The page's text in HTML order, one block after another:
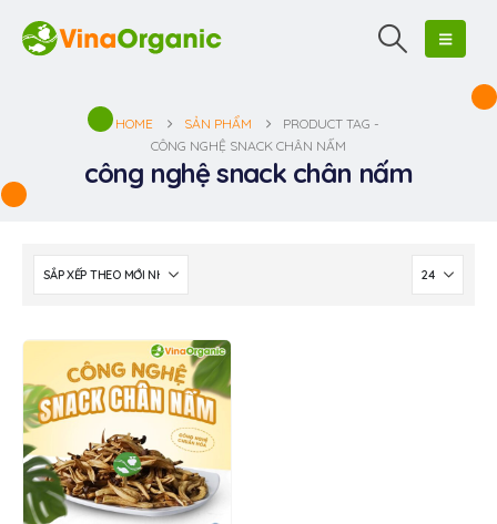
HOME SẢN PHẨM
PRODUCT TAG -
CÔNG NGHỆ SNACK CHÂN NẤM
công nghệ snack chân nấm